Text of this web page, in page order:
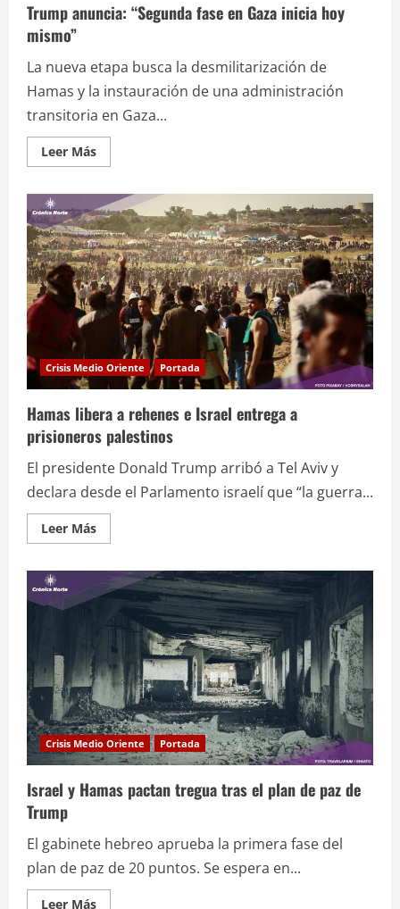
Trump anuncia: “Segunda fase en Gaza inicia hoy
mismo”
La nueva etapa busca la desmilitarización de
Hamas y la instauración de una administración
transitoria en Gaza...
Leer MásLeer
más
Trump
anuncia:
“Segunda
fase
en
Gaza
inicia
hoy
mismo”
Crisis Medio Oriente Portada
Hamas libera a rehenes e Israel entrega a
prisioneros palestinos
El presidente Donald Trump arribó a Tel Aviv y
declara desde el Parlamento israelí que “la guerra...
Leer MásLeer
más
Hamas
libera
a
Israel
entrega
a
prisioneros
palestinos
Crisis Medio Oriente Portada
Israel y Hamas pactan tregua tras el plan de paz de
Trump
El gabinete hebreo aprueba la primera fase del
plan de paz de 20 puntos. Se espera en...
Leer MásLeer